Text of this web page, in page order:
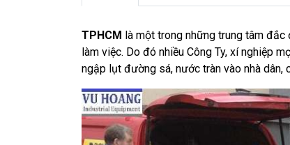
TPHCM là một trong những trung tâm
làm việc. Do đó nhiều Công Ty, xí nghiệp
ngập lụt đường sá, nước tràn vào nhà dân,